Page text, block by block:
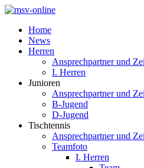
Home
News
Herren
Ansprechpartner und
I. Herren
Junioren
Ansprechpartner und
B-Jugend
D-Jugend
Tischtennis
Ansprechpartner und
Teamfoto
I. Herren